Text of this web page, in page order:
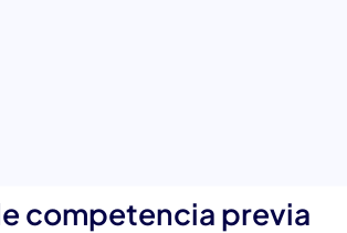
competencia previa